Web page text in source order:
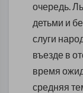
очередь.
детьми и
слуги
въезде в
время
средняя